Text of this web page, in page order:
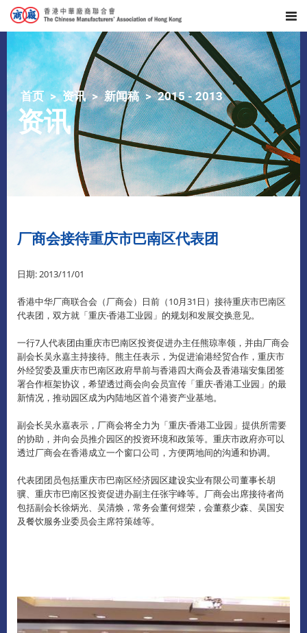
首页 资讯 新闻稿 2015 - 2013
资讯
厂商会接待重庆市巴南区代表团
日期: 2013/11/01
香港中华厂商联合会（厂商会）日前（10月31日）接待重庆市巴南区
代表团，双方就「重庆‧香港工业园」的规划和发展交换意见。
一行7人代表团由重庆市巴南区投资促进办主任熊琼率领，并由厂商会
副会长吴永嘉主持接待。 熊主任表示，为促进渝港经贸合作，重庆市
外经贸委及重庆市巴南区政府早前与香港四大商会及香港瑞安集团签
署合作框架协议，希望透过商会向会员宣传「重庆‧香港工业园」的最
新情况，推动园区成为内陆地区首个港资产业基地。
副会长吴永嘉表示，厂商会将全力为「重庆‧香港工业园」提供所需要
的协助，并向会员推介园区的投资环境和政策等。 重庆市政府亦可以
透过厂商会在香港成立一个窗口公司，方便两地间的沟通和协调。
代表团团员包括重庆市巴南区经济园区建设实业有限公司董事长胡
骥、重庆市巴南区投资促进办副主任张宇峰等。 厂商会出席接待者尚
包括副会长徐炳光、吴清焕，常务会董何煜荣，会董蔡少森、吴国安
及餐饮服务业委员会主席符策雄等。